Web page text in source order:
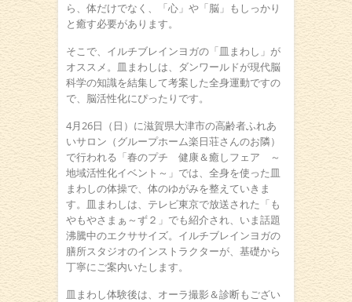
ら、体だけでなく、「心」や「脳」もしっかり
と癒す必要があります。
そこで、イルチブレインヨガの「皿まわし」が
オススメ。皿まわしは、ダンワールドが現代脳
科学の知識を結集して考案した全身運動ですの
で、脳活性化にぴったりです。
4月26日（日）に滋賀県大津市の高齢者ふれあ
いサロン（グループホーム楽日荘さんのお隣）
で行われる「春のプチ 健康＆癒しフェア ～
地域活性化イベント～」では、全身を使った皿
まわしの体操で、体のゆがみを整えていきま
す。皿まわしは、テレビ東京で放送された「も
やもやさまぁ～ず２」でも紹介され、いま話題
沸騰中のエクササイズ。イルチブレインヨガの
膳所スタジオのインストラクターが、基礎から
丁寧にご案内いたします。
皿まわし体験後は、オーラ撮影＆診断もござい